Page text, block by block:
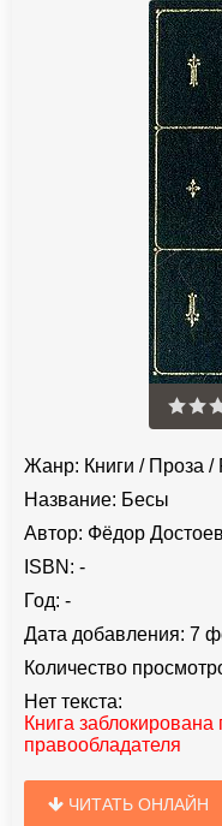
Жанр: Книги / Проза /
Название: Бесы
Автор: Фёдор
ISBN: -
Год: -
Дата добавления: 7
Количество
Нет текста:
Книга
правообладателя
ЧИТАТЬ ОНЛАЙН